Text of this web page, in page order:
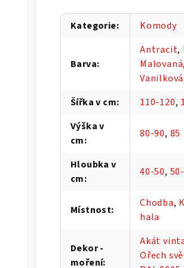
Kategorie: Komody
Barva:
Antracit,
Malovaná,
Vanilková
Šířka v cm: 110-120,
Výška v
cm:
80-90, 85
Hloubka v
cm:
40-50,
Místnost:
Chodba,
hala
Dekor -
moření:
Akát
Ořech